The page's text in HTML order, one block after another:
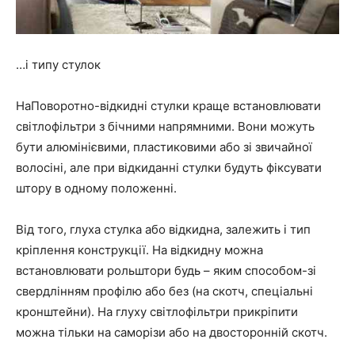
…і типу стулок
НаПоворотно-відкидні стулки краще встановлювати
світлофільтри з бічними напрямними. Вони можуть
бути алюмінієвими, пластиковими або зі звичайної
волосіні, але при відкиданні стулки будуть фіксувати
штору в одному положенні.
Від того, глуха стулка або відкидна, залежить і тип
кріплення конструкції. На відкидну можна
встановлювати рольштори будь – яким способом-зі
свердлінням профілю або без (на скотч, спеціальні
кронштейни). На глуху світлофільтри прикріпити
можна тільки на саморізи або на двосторонній скотч.